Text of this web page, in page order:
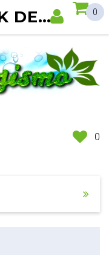
0
0
ROCHAS BLACK DECORATICAS - BLACKROCKS